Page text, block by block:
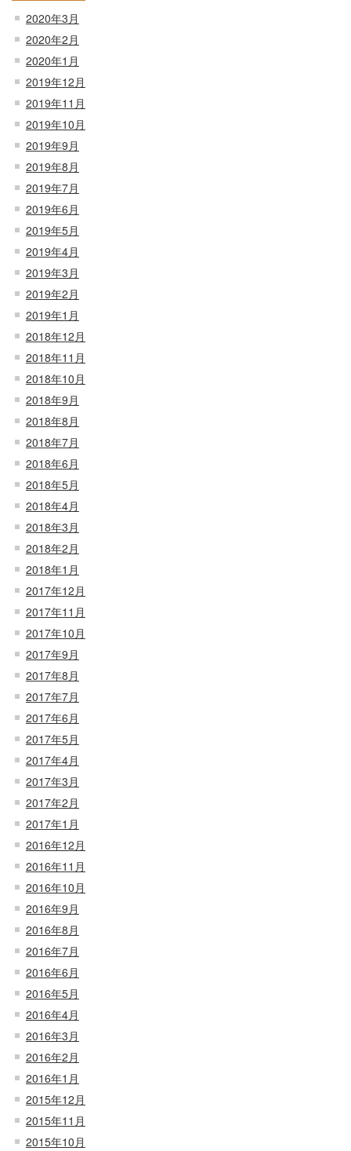
2020年3月
2020年2月
2020年1月
2019年12月
2019年11月
2019年10月
2019年9月
2019年8月
2019年7月
2019年6月
2019年5月
2019年4月
2019年3月
2019年2月
2019年1月
2018年12月
2018年11月
2018年10月
2018年9月
2018年8月
2018年7月
2018年6月
2018年5月
2018年4月
2018年3月
2018年2月
2018年1月
2017年12月
2017年11月
2017年10月
2017年9月
2017年8月
2017年7月
2017年6月
2017年5月
2017年4月
2017年3月
2017年2月
2017年1月
2016年12月
2016年11月
2016年10月
2016年9月
2016年8月
2016年7月
2016年6月
2016年5月
2016年4月
2016年3月
2016年2月
2016年1月
2015年12月
2015年11月
2015年10月